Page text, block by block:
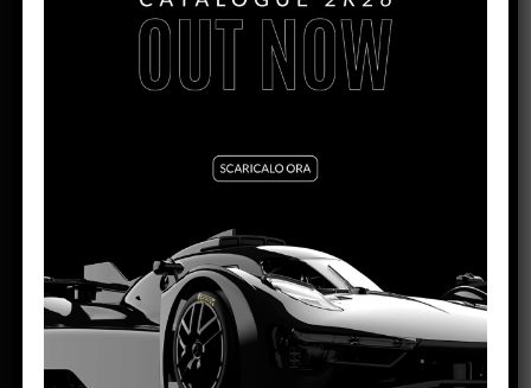
PRODUZIONE:2024
MOTORE SW: Shark EVO 21.5K – 21.900 rpm
120.8mm
SCHEDA TECNICA